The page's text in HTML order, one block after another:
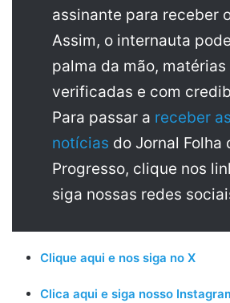
assinante para receber
Assim, o internauta
palma da mão, matérias
verificadas e com
Para passar a receber as
notícias do Jornal Folha
Progresso, clique nos
siga nossas redes
Clique aqui e nos siga no X
Clica aqui e siga nosso